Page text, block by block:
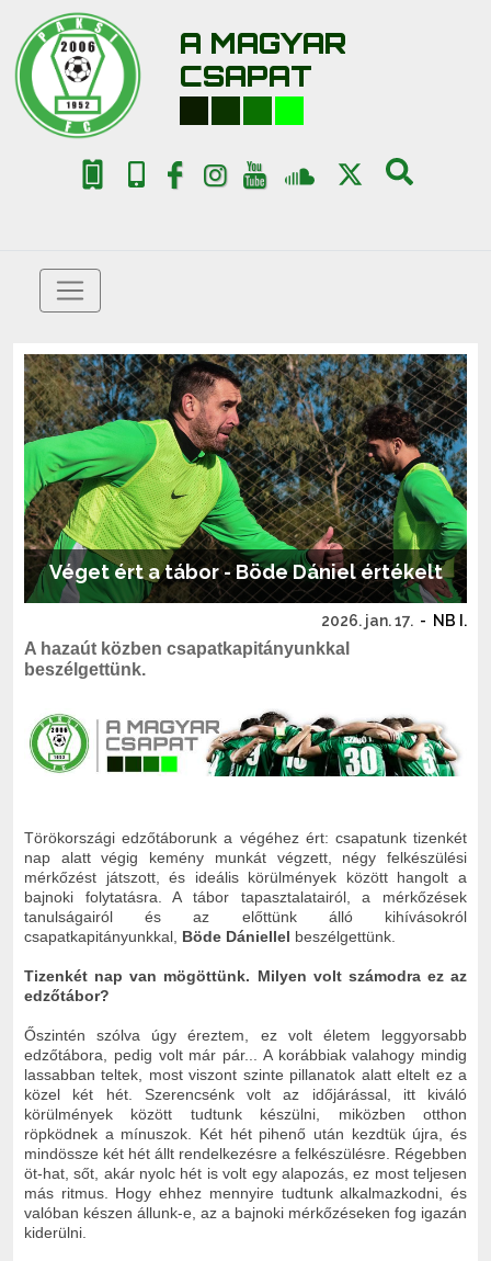
A MAGYAR
CSAPAT
Véget ért a tábor - Böde Dániel értékelt
2026. jan. 17. - NB I.
A hazaút közben csapatkapitányunkkal
beszélgettünk.
Törökországi edzőtáborunk a végéhez ért: csapatunk tizenkét
nap alatt végig kemény munkát végzett, négy felkészülési
mérkőzést játszott, és ideális körülmények között hangolt a
bajnoki folytatásra. A tábor tapasztalatairól, a mérkőzések
tanulságairól és az előttünk álló kihívásokról
csapatkapitányunkkal, Böde Dániellel beszélgettünk.
Tizenkét nap van mögöttünk. Milyen volt számodra ez az
edzőtábor?
Őszintén szólva úgy éreztem, ez volt életem leggyorsabb
edzőtábora, pedig volt már pár... A korábbiak valahogy mindig
lassabban teltek, most viszont szinte pillanatok alatt eltelt ez a
közel két hét. Szerencsénk volt az időjárással, itt kiváló
körülmények között tudtunk készülni, miközben otthon
röpködnek a mínuszok. Két hét pihenő után kezdtük újra, és
mindössze két hét állt rendelkezésre a felkészülésre. Régebben
öt-hat, sőt, akár nyolc hét is volt egy alapozás, ez most teljesen
más ritmus. Hogy ehhez mennyire tudtunk alkalmazkodni, és
valóban készen állunk-e, az a bajnoki mérkőzéseken fog igazán
kiderülni.